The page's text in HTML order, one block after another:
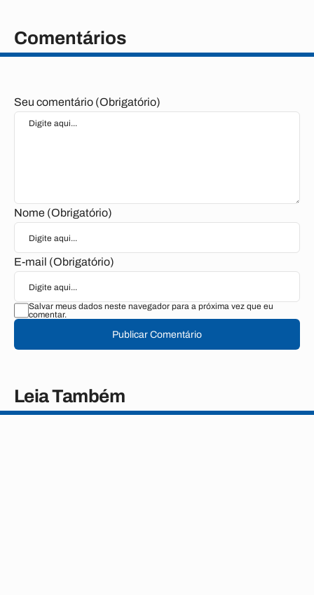
Comentários
Seu comentário (Obrigatório)
Nome (Obrigatório)
E-mail (Obrigatório)
Salvar meus dados neste navegador para a próxima vez que eu
comentar.
Publicar Comentário
Leia Também